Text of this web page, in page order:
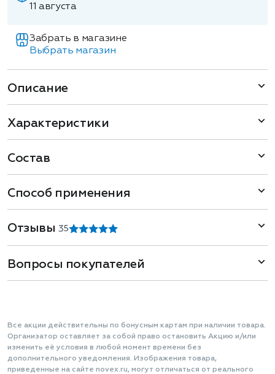
11 августа
Забрать в магазине
Выбрать магазин
Описание
Характеристики
Состав
Способ применения
Отзывы35
Вопросы покупателей
Все акции действительны по бонусным картам при наличии товара.
Организатор оставляет за собой право остановить Акцию и/или
изменить её условия в любой момент времени без
дополнительного уведомления. Изображения товара,
приведенные на сайте novex.ru, могут отличаться от реального